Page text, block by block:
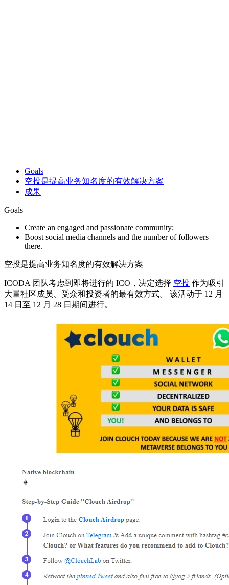
Goals
空投是提高业务知名度的有效解决方案
成果
Goals
Create an engaged and passionate community;
Boost social media channels and the number of followers
there.
空投是提高业务知名度的有效解决方案
ICODA 团队考虑到即将进行的 ICO，决定选择 空投 作为吸引
大量社区成员、受众和投资者的最有效方式。 该活动于 12 月
14 日至 12 月 28 日期间进行。